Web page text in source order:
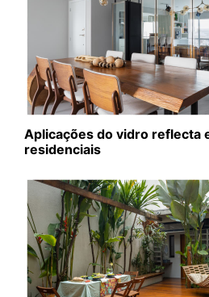
Aplicações do vidro reflecta
residenciais